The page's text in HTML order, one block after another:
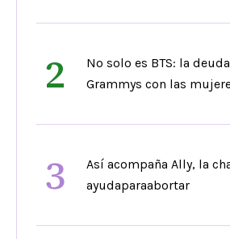
2
No solo es BTS: la
Grammys con las
3
Así acompaña Ally, la
ayudaparaabortar